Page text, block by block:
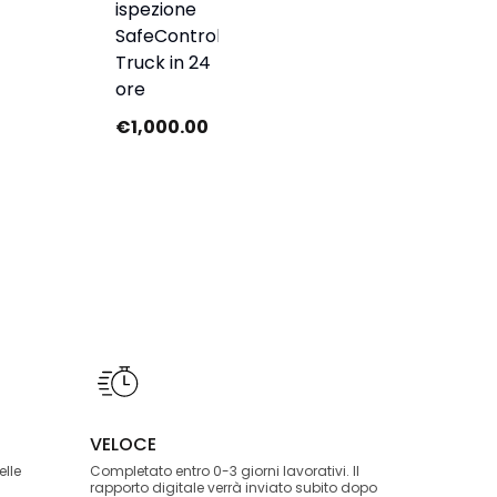
ispezione
SafeControl
Truck in 24
ore
€1,000.00
VELOCE
Completato entro 0-3 giorni lavorativi. Il
rapporto digitale verrà inviato subito dopo